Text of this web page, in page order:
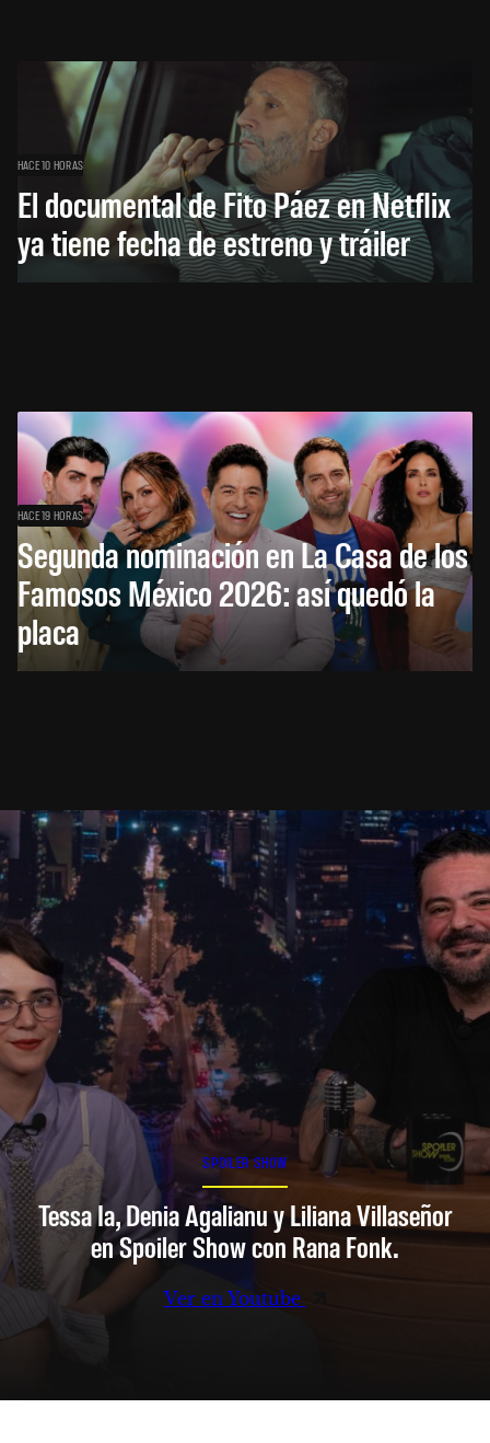
HACE 10 HORAS
El documental de Fito Páez en Netflix
ya tiene fecha de estreno y tráiler
HACE 19 HORAS
Segunda nominación en La Casa de los
Famosos México 2026: así quedó la
placa
SPOILER SHOW
Tessa Ia, Denia Agalianu y Liliana Villaseñor
en Spoiler Show con Rana Fonk.
Ver en Youtube